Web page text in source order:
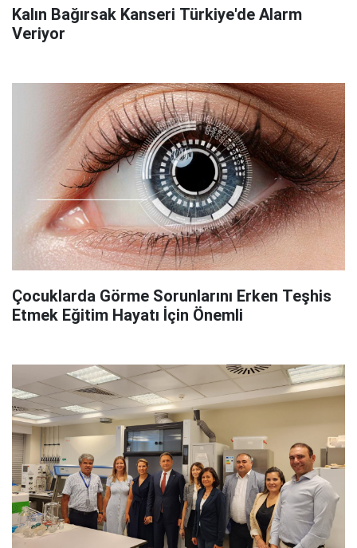
Kalın Bağırsak Kanseri Türkiye'de Alarm
Veriyor
Çocuklarda Görme Sorunlarını Erken Teşhis
Etmek Eğitim Hayatı İçin Önemli